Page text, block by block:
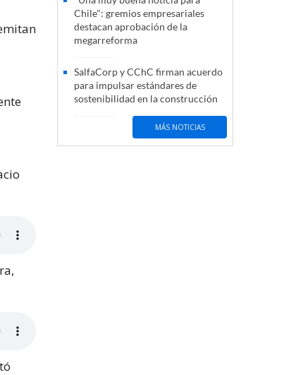
Chile": gremios empresariales
destacan aprobación de la
megarreforma
SalfaCorp y CChC firman acuerdo
para impulsar estándares de
sostenibilidad en la construcción
MÁS NOTICIAS